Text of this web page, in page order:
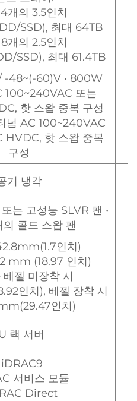
개의 3.5인치
SSD), 최대 64TB
8개의 2.5인치
SSD), 최대 61.4TB
-48~(-60)V • 800W
100~240VAC 또는
핫 스왑 중복 구성
넘 AC 100~240VAC
HVDC, 핫 스왑 중복
구성
기 냉각
는 고성능 SLVR 팬 •
의 콜드 스왑 팬
인치)
mm (18.97 인치)
베젤 미장착 시
인치), 베젤 장착 시
인치)
랙 서버
iDRAC9
서비스 모듈
Direct